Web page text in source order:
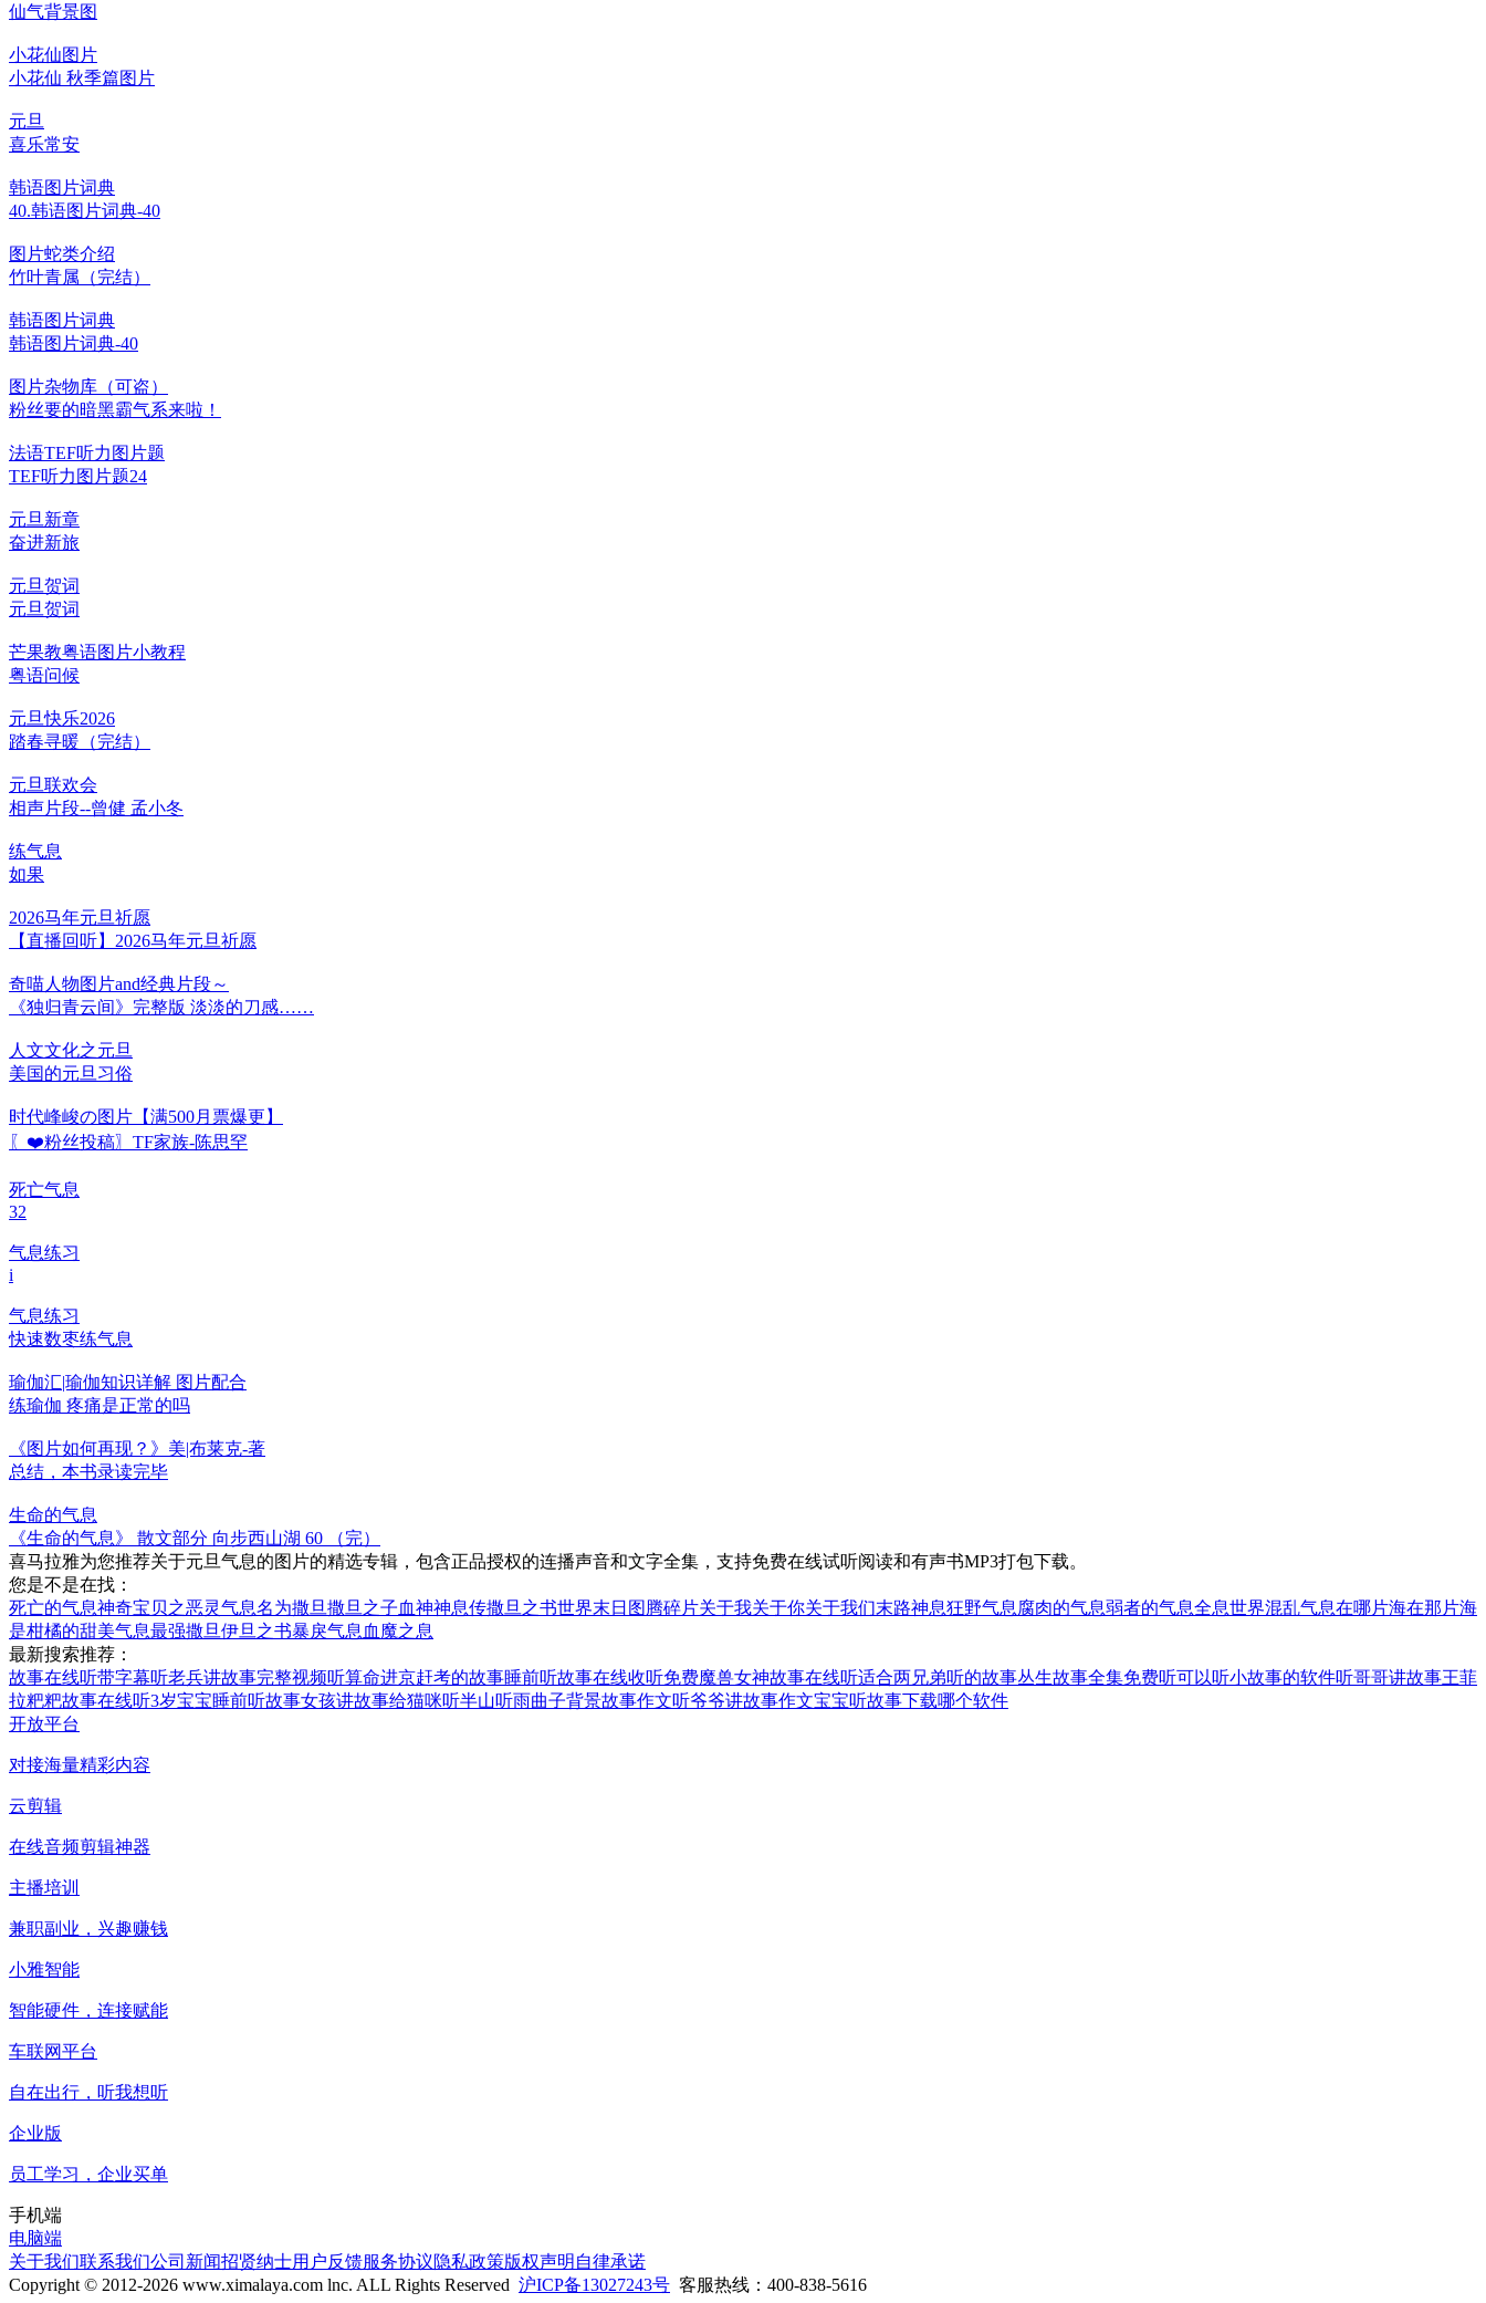
仙气背景图
小花仙图片
小花仙 秋季篇图片
元旦
喜乐常安
韩语图片词典
40.韩语图片词典-40
图片蛇类介绍
竹叶青属（完结）
韩语图片词典
韩语图片词典-40
图片杂物库（可盗）
粉丝要的暗黑霸气系来啦！
法语TEF听力图片题
TEF听力图片题24
元旦新章
奋进新旅
元旦贺词
元旦贺词
芒果教粤语图片小教程
粤语问候
元旦快乐2026
踏春寻暖（完结）
元旦联欢会
相声片段--曾健 孟小冬
练气息
如果
2026马年元旦祈愿
【直播回听】2026马年元旦祈愿
奇喵人物图片and经典片段～
《独归青云间》完整版 淡淡的刀感……
人文文化之元旦
美国的元旦习俗
时代峰峻の图片【满500月票爆更】
〖❤️粉丝投稿〗TF家族-陈思罕
死亡气息
32
气息练习
i
气息练习
快速数枣练气息
瑜伽汇|瑜伽知识详解 图片配合
练瑜伽 疼痛是正常的吗
《图片如何再现？》美|布莱克-著
总结，本书录读完毕
生命的气息
《生命的气息》 散文部分 向步西山湖 60 （完）
喜马拉雅为您推荐关于元旦气息的图片的精选专辑，包含正品授权的连播声音和文字全集，支持免费在线试听阅读和有声书MP3打包下载。
您是不是在找：
死亡的气息神奇宝贝之恶灵气息名为撒旦撒旦之子血神神息传撒旦之书世界末日 图腾碎片关于我关于你关于我们末路神息狂野气息 腐肉的气息弱者的气息全息世界混乱气息在哪片海在那片海
是柑橘的甜美气息最强撒旦伊旦之书暴戾气息 血魔之息
最新搜索推荐：
故事在线听带字幕听老兵讲故事完整视频听算命进京赶考的故事睡前听故事在线收听免费魔兽女神故事在线听适合两兄弟听的故事丛生故事全集免费听可以听小故事的软件听哥哥讲故事王菲
拉粑粑故事在线听3岁宝宝睡前听故事女孩讲故事给猫咪听半山听雨曲子背景故事作文听爷爷讲故事作文宝宝听故事下载哪个软件
开放平台
对接海量精彩内容
云剪辑
在线音频剪辑神器
主播培训
兼职副业，兴趣赚钱
小雅智能
智能硬件，连接赋能
车联网平台
自在出行，听我想听
企业版
员工学习，企业买单
手机端
电脑端
关于我们联系我们公司新闻招贤纳士用户反馈服务协议隐私政策版权声明 自律承诺
Copyright © 2012-2026 www.ximalaya.com lnc. ALL Rights Reserved 沪ICP备13027243号 客服热线：400-838-5616